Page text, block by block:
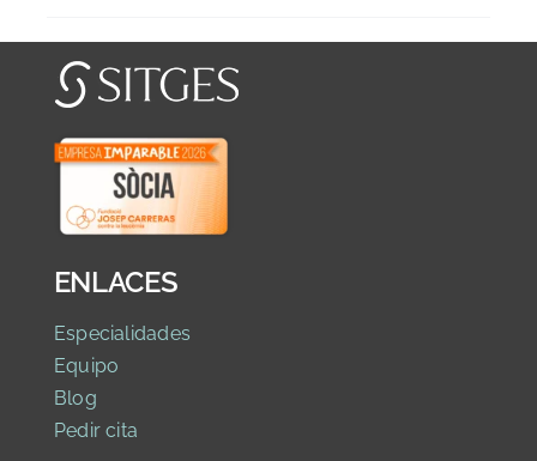
ENLACES
Especialidades
Equipo
Blog
Pedir cita